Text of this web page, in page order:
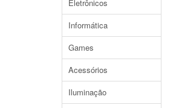
Eletrônicos
Informática
Games
Acessórios
Iluminação